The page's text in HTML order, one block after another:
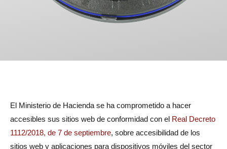
El Ministerio de Hacienda se ha comprometido a hacer
accesibles sus sitios web de conformidad con el Real Decreto
1112/2018, de 7 de septiembre, sobre accesibilidad de los
sitios web y aplicaciones para dispositivos móviles del sector